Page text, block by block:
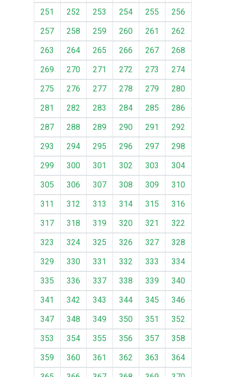
251
252 253 254 255
256
257
258 259 260 261
262
263
264 265 266 267
268
269
270 271 272 273
274
275
276 277 278 279
280
281
282 283 284 285
286
287
288 289 290 291
292
293
294 295 296 297
298
299
300 301 302 303
304
305
306 307 308 309
310
311
312 313 314 315
316
317
318 319 320 321
322
323
324 325 326 327
328
329
330 331 332 333
334
335
336 337 338 339
340
341
342 343 344 345
346
347
348 349 350 351
352
353
354 355 356 357
358
359
360 361 362 363
364